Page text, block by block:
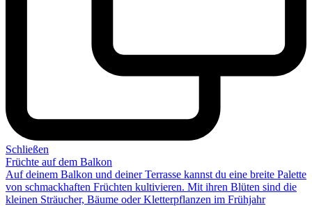
Schließen
Früchte auf dem Balkon
Auf deinem Balkon und deiner Terrasse kannst du eine breite Palette
von schmackhaften Früchten kultivieren. Mit ihren Blüten sind die
kleinen Sträucher, Bäume oder Kletterpflanzen im Frühjahr